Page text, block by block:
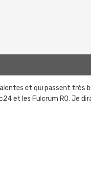
et qui passent très
et les Fulcrum R0. Je